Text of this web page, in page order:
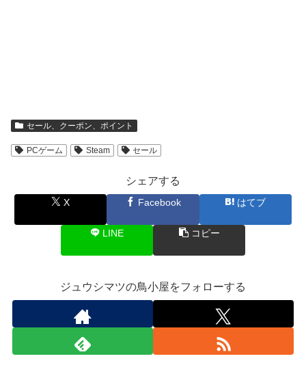
セール、クーポン、ポイント
PCゲーム Steam セール
シェアする
X Facebook はてブ
LINE コピー
ジュウシマツの鳥小屋をフォローする